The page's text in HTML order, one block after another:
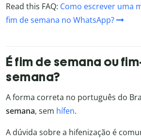
Read this FAQ: Como escrever uma
fim de semana no WhatsApp?
É fim de semana ou
semana?
A forma correta no português do
semana, sem hífen.
A dúvida sobre a hifenização é